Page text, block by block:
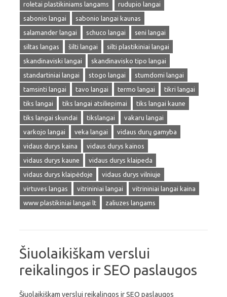
roletai plastikiniams langams
rudupio langai
sabonio langai
sabonio langai kaunas
salamander langai
schuco langai
seni langai
siltas langas
šilti langai
silti plastikiniai langai
skandinaviski langai
skandinavisko tipo langai
standartiniai langai
stogo langai
stumdomi langai
tamsinti langai
tavo langai termo langai
tikri langai
tiks langai
tiks langai atsiliepimai
tiks langai kaune
tiks langai skundai
tikslangai
vakaru langai
varkojo langai
veka langai
vidaus durų gamyba
vidaus durys kaina
vidaus durys kainos
vidaus durys kaune
vidaus durys klaipeda
vidaus durys klaipėdoje
vidaus durys vilniuje
virtuves langas
vitrininiai langai
vitrininiai langai kaina
www plastikiniai langai lt
zaliuzes langams
Šiuolaikiškam verslui
reikalingos ir SEO paslaugos
Šiuolaikiškam verslui reikalingos ir SEO paslaugos